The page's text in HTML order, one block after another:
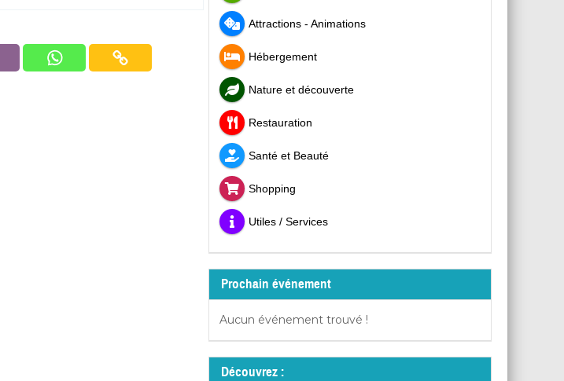
Attractions - Animations
Hébergement
Nature et découverte
Restauration
Santé et Beauté
Shopping
Utiles / Services
Prochain événement
Aucun événement trouvé !
Découvrez :